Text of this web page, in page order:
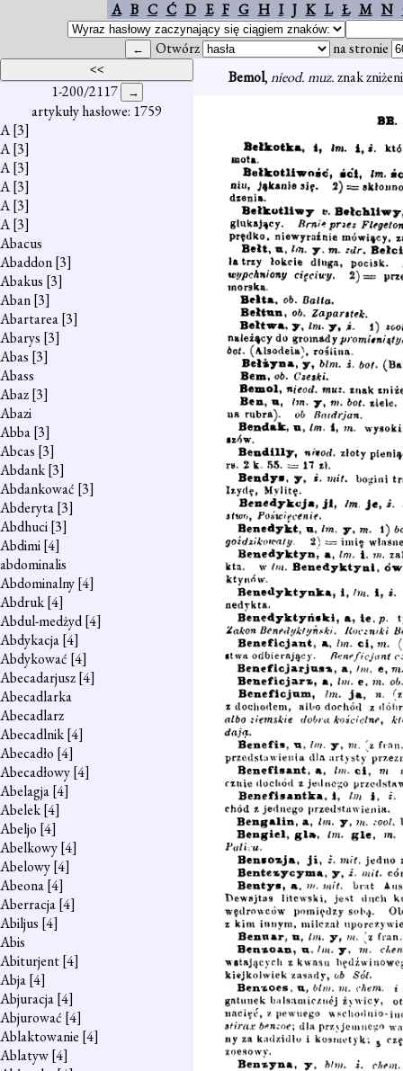
A B C Ć D E F G H I J K L Ł M N
Otwórz na stronie
1-200/2117
artykuły hasłowe: 1759
A[3]
A[3]
A[3]
A[3]
A[3]
A[3]
Abacus
Abaddon[3]
Abakus [3]
Aban[3]
Abartarea[3]
Abarys [3]
Abas [3]
Abass
Abaz[3]
Abazi
Abba[3]
Abcas [3]
Abdank[3]
Abdankować [3]
Abderyta[3]
Abdhuci[3]
Abdimi[4]
abdominalis
Abdominalny[4]
Abdruk[4]
Abdul-medżyd[4]
Abdykacja[4]
Abdykować [4]
Abecadarjusz[4]
Abecadlarka
Abecadlarz
Abecadlnik[4]
Abecadło [4]
Abecadłowy[4]
Abelagja[4]
Abelek[4]
Abeljo [4]
Abelkowy[4]
Abelowy[4]
Abeona[4]
Aberracja[4]
Abiljus [4]
Abis
Abiturjent[4]
Abja[4]
Abjuracja[4]
Abjurować [4]
Ablaktowanie [4]
Ablatyw[4]
Bemol,nieod. muz.znak